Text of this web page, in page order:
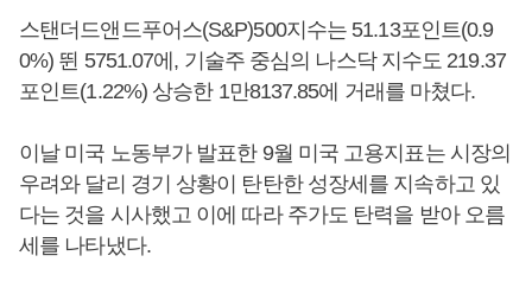
스탠더드앤드푸어스(S&P)500지수는 51.13포인트(0.9
0%) 뛴 5751.07에, 기술주 중심의 나스닥 지수도 219.37
포인트(1.22%) 상승한 1만8137.85에 거래를 마쳤다.
이날 미국 노동부가 발표한 9월 미국 고용지표는 시장의
우려와 달리 경기 상황이 탄탄한 성장세를 지속하고 있
다는 것을 시사했고 이에 따라 주가도 탄력을 받아 오름
세를 나타냈다.